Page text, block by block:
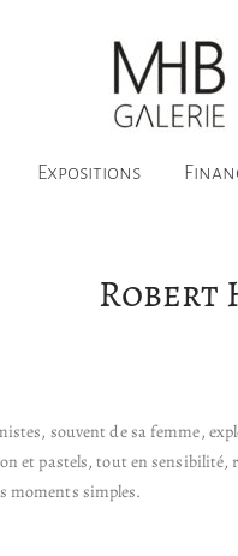
Expositions
Robert
souvent de sa femme,
et pastels, tout en
moments simples.